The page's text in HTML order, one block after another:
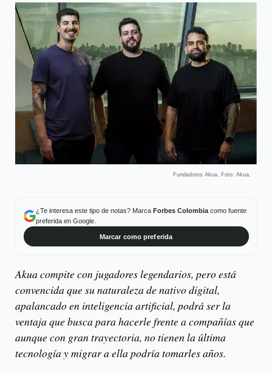
Fundadores Akua. Foto: Akua.
¿Te interesa este tipo de notas? Marca Forbes Colombiacomo fuente
preferida en Google.
Marcar como preferida
Akua compite con jugadores legendarios, pero está
convencida que su naturaleza de nativo digital,
apalancado en inteligencia artificial, podrá ser la
ventaja que busca para hacerle frente a compañías que
aunque con gran trayectoria, no tienen la última
tecnología y migrar a ella podría tomarles años.